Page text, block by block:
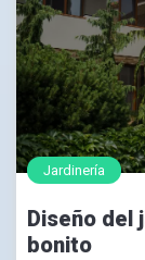
Jardinería
Diseño del
bonito